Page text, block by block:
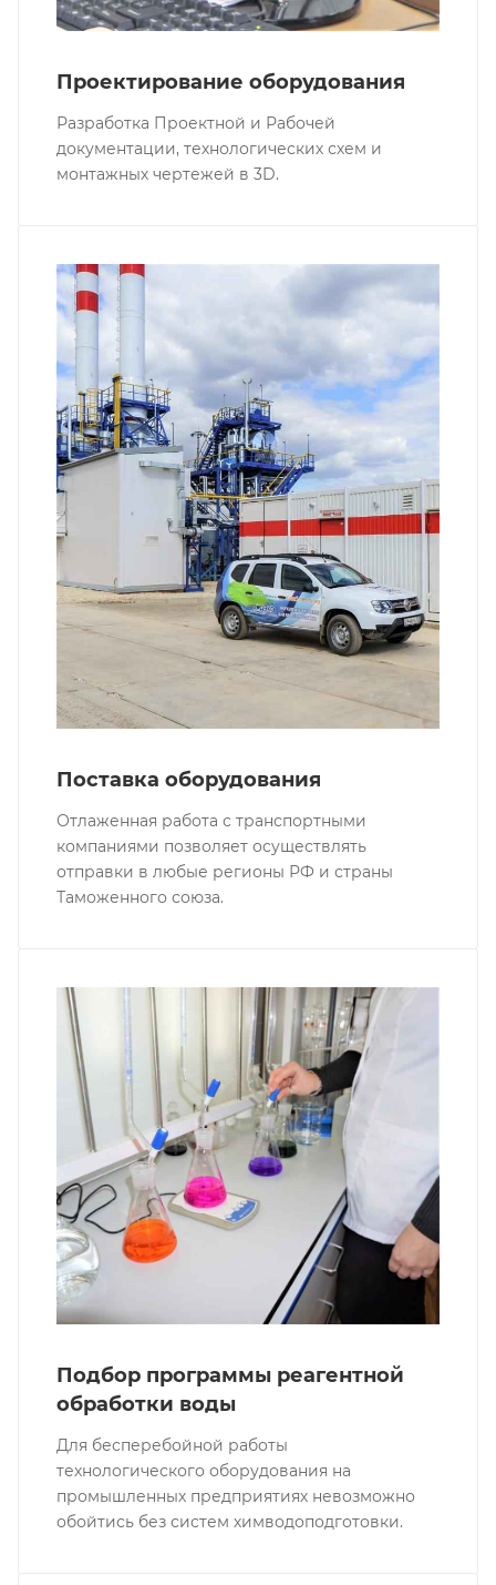
Проектирование оборудования
Разработка Проектной и Рабочей
документации, технологических схем и
монтажных чертежей в 3D.
Поставка оборудования
Отлаженная работа с транспортными
компаниями позволяет осуществлять
отправки в любые регионы РФ и страны
Таможенного союза.
Подбор программы реагентной
обработки воды
Для бесперебойной работы
технологического оборудования на
промышленных предприятиях невозможно
обойтись без систем химводоподготовки.